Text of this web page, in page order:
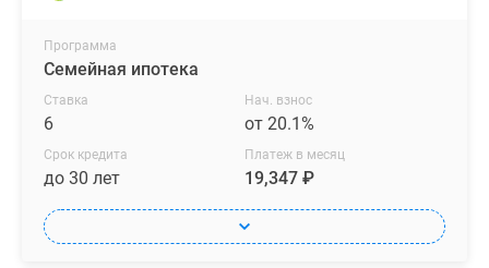
Программа
Семейная ипотека
Ставка
6
Нач. взнос
от 20.1%
Срок кредита
до 30 лет
Платеж в месяц
19,347 ₽